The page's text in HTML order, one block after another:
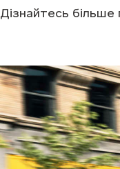
Дізнайтесь